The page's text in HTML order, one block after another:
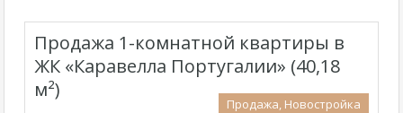
Продажа 1-комнатной квартиры в
ЖК «Каравелла Португалии» (40,18
м²)
Продажа, Новостройка